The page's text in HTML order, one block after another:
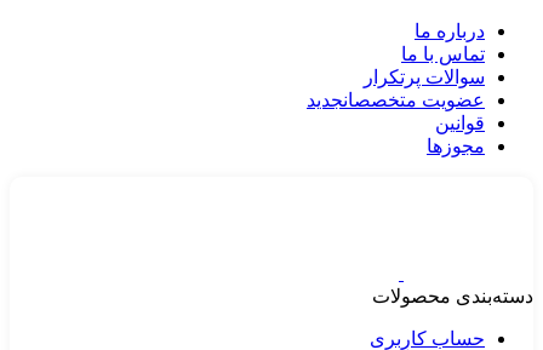
درباره ما
تماس با ما
سوالات پرتکرار
عضویت متخصصانجدید
قوانین
مجوزها
دسته‌بندی محصولات
حساب کاربری